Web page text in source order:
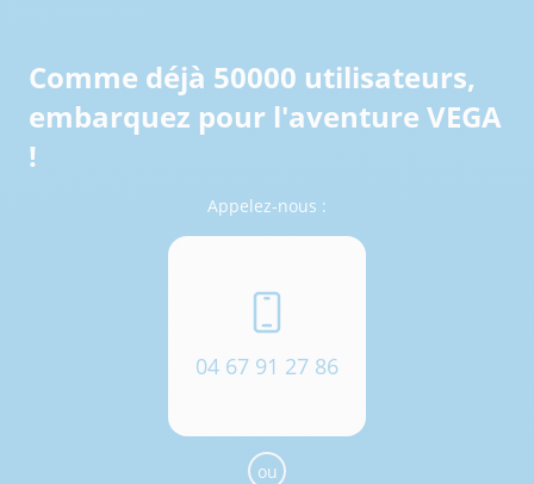
Comme déjà 50000 utilisateurs,
embarquez pour l'aventure VEGA
!
Appelez-nous :
04 67 91 27 86
ou